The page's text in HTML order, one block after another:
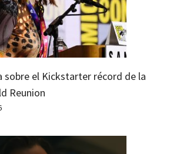
sobre el Kickstarter récord de la
Reunion